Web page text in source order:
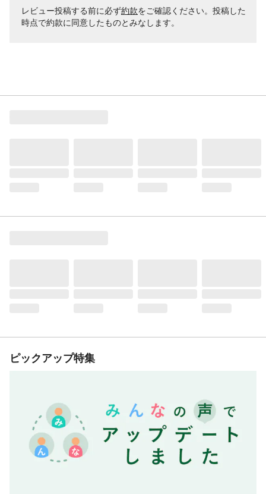
レビュー投稿する前に必ず約款をご確認ください。投稿した
時点で約款に同意したものとみなします。
ピックアップ特集